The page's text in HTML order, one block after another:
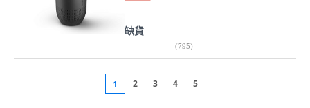
缺貨
(795)
1 2 3 4 5